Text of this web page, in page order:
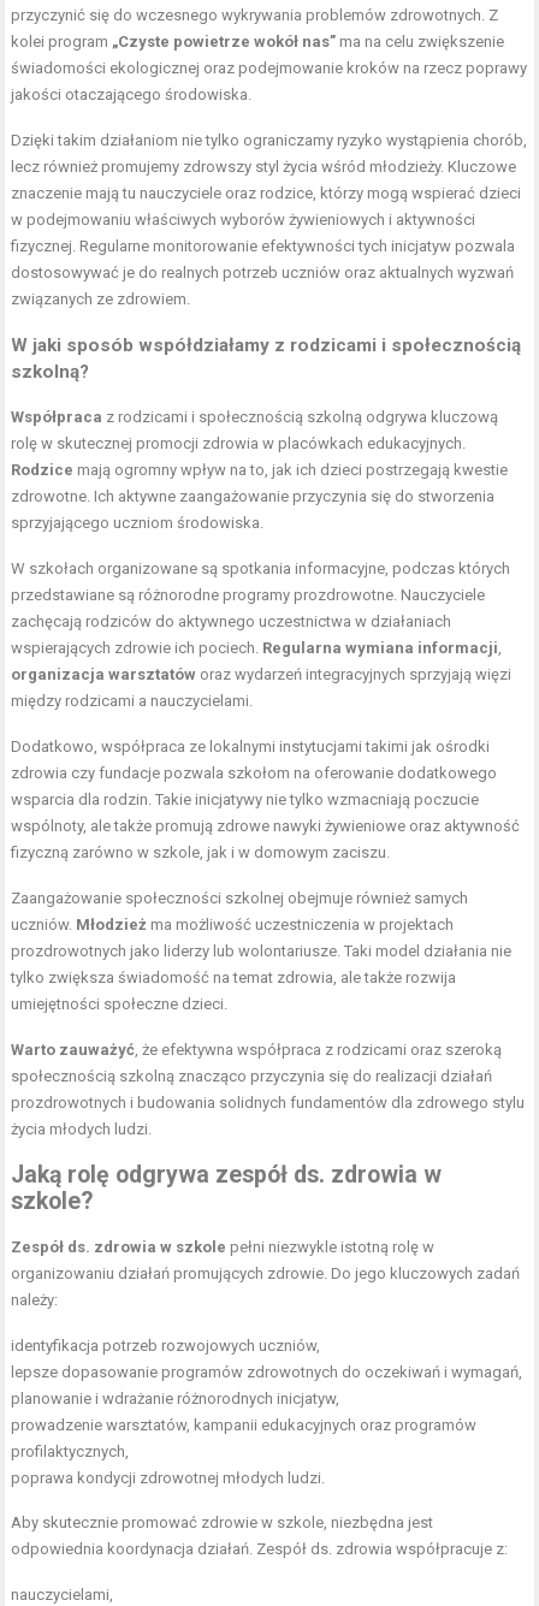
przyczynić się do wczesnego wykrywania problemów zdrowotnych. Z
kolei program „Czyste powietrze wokół nas” ma na celu zwiększenie
świadomości ekologicznej oraz podejmowanie kroków na rzecz poprawy
jakości otaczającego środowiska.
Dzięki takim działaniom nie tylko ograniczamy ryzyko wystąpienia chorób,
lecz również promujemy zdrowszy styl życia wśród młodzieży. Kluczowe
znaczenie mają tu nauczyciele oraz rodzice, którzy mogą wspierać dzieci
w podejmowaniu właściwych wyborów żywieniowych i aktywności
fizycznej. Regularne monitorowanie efektywności tych inicjatyw pozwala
dostosowywać je do realnych potrzeb uczniów oraz aktualnych wyzwań
związanych ze zdrowiem.
W jaki sposób współdziałamy z rodzicami i społecznością
szkolną?
Współpraca z rodzicami i społecznością szkolną odgrywa kluczową
rolę w skutecznej promocji zdrowia w placówkach edukacyjnych.
Rodzice mają ogromny wpływ na to, jak ich dzieci postrzegają kwestie
zdrowotne. Ich aktywne zaangażowanie przyczynia się do stworzenia
sprzyjającego uczniom środowiska.
W szkołach organizowane są spotkania informacyjne, podczas których
przedstawiane są różnorodne programy prozdrowotne. Nauczyciele
zachęcają rodziców do aktywnego uczestnictwa w działaniach
wspierających zdrowie ich pociech. Regularna wymiana informacji,
organizacja warsztatów oraz wydarzeń integracyjnych sprzyjają więzi
między rodzicami a nauczycielami.
Dodatkowo, współpraca ze lokalnymi instytucjami takimi jak ośrodki
zdrowia czy fundacje pozwala szkołom na oferowanie dodatkowego
wsparcia dla rodzin. Takie inicjatywy nie tylko wzmacniają poczucie
wspólnoty, ale także promują zdrowe nawyki żywieniowe oraz aktywność
fizyczną zarówno w szkole, jak i w domowym zaciszu.
Zaangażowanie społeczności szkolnej obejmuje również samych
uczniów. Młodzież ma możliwość uczestniczenia w projektach
prozdrowotnych jako liderzy lub wolontariusze. Taki model działania nie
tylko zwiększa świadomość na temat zdrowia, ale także rozwija
umiejętności społeczne dzieci.
Warto zauważyć, że efektywna współpraca z rodzicami oraz szeroką
społecznością szkolną znacząco przyczynia się do realizacji działań
prozdrowotnych i budowania solidnych fundamentów dla zdrowego stylu
życia młodych ludzi.
Jaką rolę odgrywa zespół ds. zdrowia w
szkole?
Zespół ds. zdrowia w szkole pełni niezwykle istotną rolę w
organizowaniu działań promujących zdrowie. Do jego kluczowych zadań
należy:
identyfikacja potrzeb rozwojowych uczniów,
lepsze dopasowanie programów zdrowotnych do oczekiwań i wymagań,
planowanie i wdrażanie różnorodnych inicjatyw,
prowadzenie warsztatów, kampanii edukacyjnych oraz programów
profilaktycznych,
poprawa kondycji zdrowotnej młodych ludzi.
Aby skutecznie promować zdrowie w szkole, niezbędna jest
odpowiednia koordynacja działań. Zespół ds. zdrowia współpracuje z:
nauczycielami,